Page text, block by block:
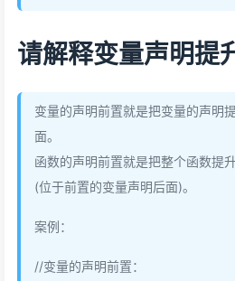
请解释变量声明提
变量的声明前置就是把变量的声明
面。
函数的声明前置就是把整个函数提
(位于前置的变量声明后面)。
案例：
//变量的声明前置：